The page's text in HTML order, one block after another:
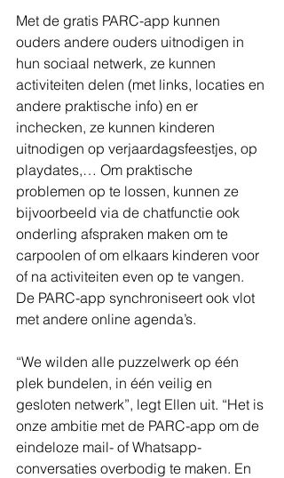
Met de gratis PARC-app kunnen
ouders andere ouders uitnodigen in
hun sociaal netwerk, ze kunnen
activiteiten delen (met links, locaties en
andere praktische info) en er
inchecken, ze kunnen kinderen
uitnodigen op verjaardagsfeestjes, op
playdates,… Om praktische
problemen op te lossen, kunnen ze
bijvoorbeeld via de chatfunctie ook
onderling afspraken maken om te
carpoolen of om elkaars kinderen voor
of na activiteiten even op te vangen.
De PARC-app synchroniseert ook vlot
met andere online agenda’s.
“We wilden alle puzzelwerk op één
plek bundelen, in één veilig en
gesloten netwerk”, legt Ellen uit. “Het is
onze ambitie met de PARC-app om de
eindeloze mail- of Whatsapp-
conversaties overbodig te maken. En